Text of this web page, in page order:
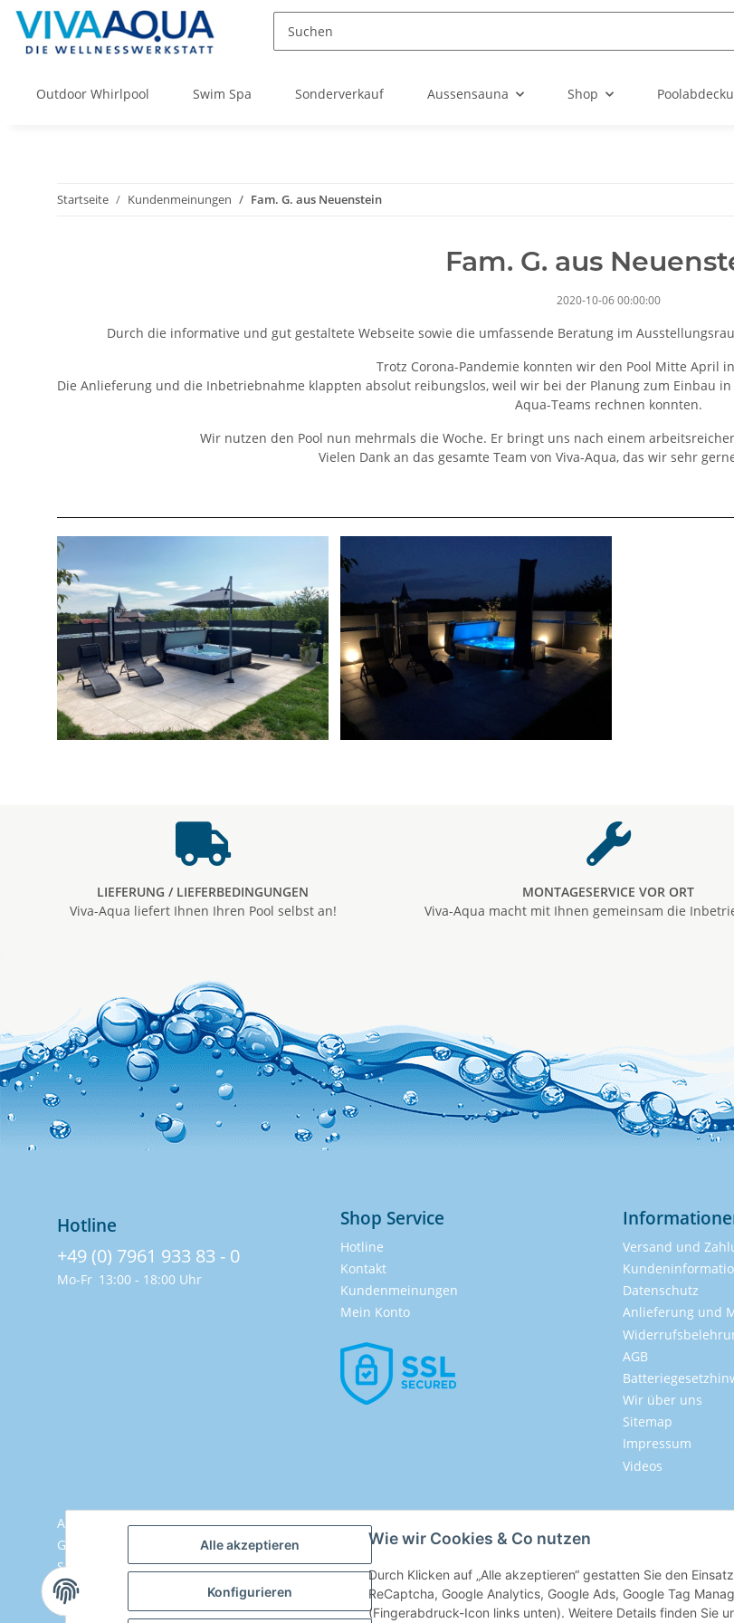
Alle akzeptieren
Konfigurieren
Wie wir Cookies & Co nutzen
Durch Klicken auf „Alle akzeptieren“ gestatten Sie den
ReCaptcha, Google Analytics, Google Ads, Google Tag
(Fingerabdruck-Icon links unten). Weitere Details finden Sie
Outdoor Whirlpool Swim Spa Sonderverkauf Aussensauna Shop
Startseite Kundenmeinungen Fam. G. aus Neuenstein
Fam. G. aus
2020-10-06 00:00:00
Durch die informative und gut gestaltete Webseite sowie die umfassende Beratung im
Trotz Corona-Pandemie konnten wir den Pool Mitte April
Die Anlieferung und die Inbetriebnahme klappten absolut reibungslos, weil wir bei der Planung zum Einbau
Aqua-Teams rechnen konnten.
Wir nutzen den Pool nun mehrmals die Woche. Er bringt uns nach einem
Vielen Dank an das gesamte Team von Viva-Aqua, das wir sehr
LIEFERUNG / LIEFERBEDINGUNGEN
Viva-Aqua liefert Ihnen Ihren Pool selbst an!
MONTAGESERVICE VOR ORT
Viva-Aqua macht mit Ihnen gemeinsam die
Hotline
+49 (0) 7961 933 83 - 0
Mo-Fr 13:00 - 18:00 Uhr
Shop Service
Hotline
Kontakt
Kundenmeinungen
Mein Konto
Versand und
Datenschutz
Anlieferung und
AGB
Wir über uns
Sitemap
Impressum
Videos
Aussenwhirlpool |
Garten Whirlpool |
SchwimmSPA |
Whirlpool kaufen |
Whirlpool Terrasse |